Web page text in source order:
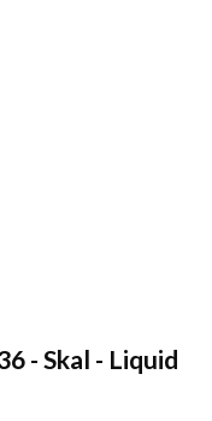
- Skal - Liquid